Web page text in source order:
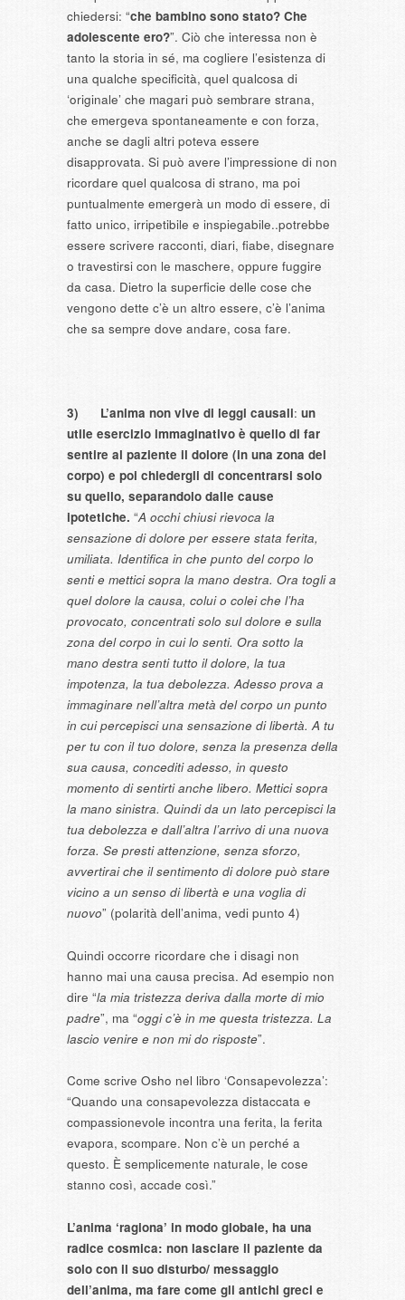
chiedersi: “che bambino sono stato? Che
adolescente ero?”. Ciò che interessa non è
tanto la storia in sé, ma cogliere l’esistenza di
una qualche specificità, quel qualcosa di
‘originale’ che magari può sembrare strana,
che emergeva spontaneamente e con forza,
anche se dagli altri poteva essere
disapprovata. Si può avere l’impressione di non
ricordare quel qualcosa di strano, ma poi
puntualmente emergerà un modo di essere, di
fatto unico, irripetibile e inspiegabile..potrebbe
essere scrivere racconti, diari, fiabe, disegnare
o travestirsi con le maschere, oppure fuggire
da casa. Dietro la superficie delle cose che
vengono dette c’è un altro essere, c’è l’anima
che sa sempre dove andare, cosa fare.
3) L’anima non vive di leggi causali: un
utile esercizio immaginativo è quello di far
sentire al paziente il dolore (in una zona del
corpo) e poi chiedergli di concentrarsi solo
su quello, separandolo dalle cause
ipotetiche. “A occhi chiusi rievoca la
sensazione di dolore per essere stata ferita,
umiliata. Identifica in che punto del corpo lo
senti e mettici sopra la mano destra. Ora togli a
quel dolore la causa, colui o colei che l’ha
provocato, concentrati solo sul dolore e sulla
zona del corpo in cui lo senti. Ora sotto la
mano destra senti tutto il dolore, la tua
impotenza, la tua debolezza. Adesso prova a
immaginare nell’altra metà del corpo un punto
in cui percepisci una sensazione di libertà. A tu
per tu con il tuo dolore, senza la presenza della
sua causa, concediti adesso, in questo
momento di sentirti anche libero. Mettici sopra
la mano sinistra. Quindi da un lato percepisci la
tua debolezza e dall’altra l’arrivo di una nuova
forza. Se presti attenzione, senza sforzo,
avvertirai che il sentimento di dolore può stare
vicino a un senso di libertà e una voglia di
nuovo” (polarità dell’anima, vedi punto 4)
Quindi occorre ricordare che i disagi non
hanno mai una causa precisa. Ad esempio non
dire “la mia tristezza deriva dalla morte di mio
padre”, ma “oggi c’è in me questa tristezza. La
lascio venire e non mi do risposte”.
Come scrive Osho nel libro ‘Consapevolezza’:
“Quando una consapevolezza distaccata e
compassionevole incontra una ferita, la ferita
evapora, scompare. Non c’è un perché a
questo. È semplicemente naturale, le cose
stanno così, accade così.”
L’anima ‘ragiona’ in modo globale, ha una
radice cosmica: non lasciare il paziente da
solo con il suo disturbo/ messaggio
dell’anima, ma fare come gli antichi greci e